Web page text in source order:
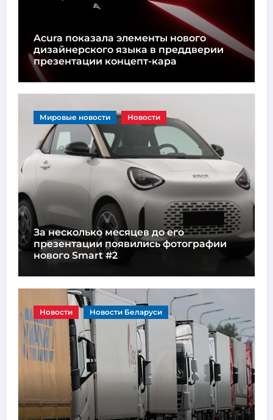
Acura показала элементы нового
дизайнерского языка в преддверии
презентации концепт-кара
Мировые новости Новости
За несколько месяцев до его
презентации появились фотографии
нового Smart #2
Новости Новости Беларуси